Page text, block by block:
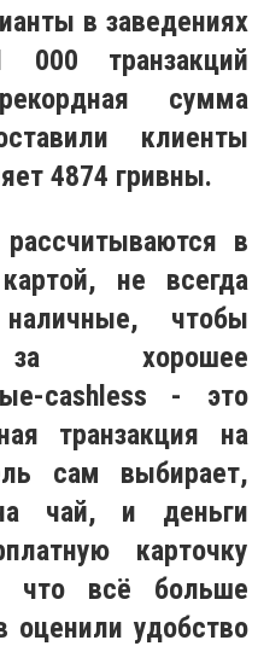
в заведениях
000 транзакций
сумма
клиенты
4874 гривны.
в
не всегда
чтобы
за хорошее
cashless - это
транзакция на
сам выбирает,
чай, и деньги
карточку
что всё больше
оценили удобство